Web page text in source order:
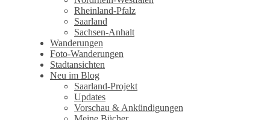
Rheinland-Pfalz
Saarland
Sachsen-Anhalt
Wanderungen
Foto-Wanderungen
Stadtansichten
Neu im Blog
Saarland-Projekt
Updates
Vorschau & Ankündigungen